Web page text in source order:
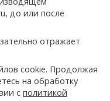
до или после
отражает
cookie. Продолжая
на обработку
с политикой